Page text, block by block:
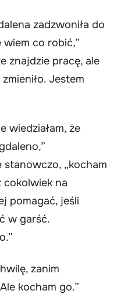
zadzwoniła do
wiem co robić,”
znajdzie pracę, ale
Jestem
wiedziałam, że
stanowczo, „kocham
cokolwiek na
pomagać, jeśli
w garść.
zanim
kocham go.”